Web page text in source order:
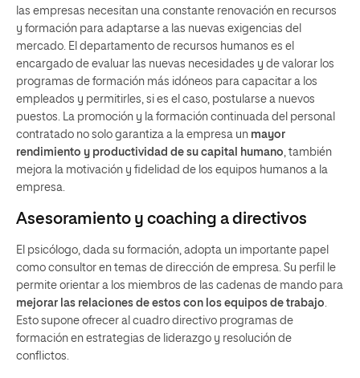
las empresas necesitan una constante renovación en recursos
y formación para adaptarse a las nuevas exigencias del
mercado. El departamento de recursos humanos es el
encargado de evaluar las nuevas necesidades y de valorar los
programas de formación más idóneos para capacitar a los
empleados y permitirles, si es el caso, postularse a nuevos
puestos. La promoción y la formación continuada del personal
contratado no solo garantiza a la empresa un mayor
rendimiento y productividad de su capital humano , también
mejora la motivación y fidelidad de los equipos humanos a la
empresa.
Asesoramiento y coaching a directivos
El psicólogo, dada su formación, adopta un importante papel
como consultor en temas de dirección de empresa. Su perfil le
permite orientar a los miembros de las cadenas de mando para
mejorar las relaciones de estos con los equipos de trabajo
Esto supone ofrecer al cuadro directivo programas de
formación en estrategias de liderazgo y resolución de
conflictos.